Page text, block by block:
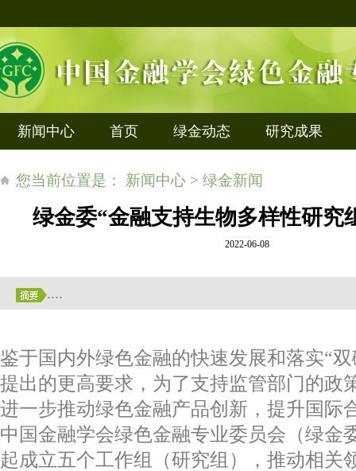
新闻中心 首页 绿金动态 研究成果
您当前位置是： 新闻中心 > 绿金新闻
绿金委“金融支持生物多样性研究
2022-06-08
....
鉴于国内外绿色金融的快速发展和落实“
提出的更高要求，为了支持监管部门的政
进一步推动绿色金融产品创新，提升国际
中国金融学会绿色金融专业委员会（绿金
起成立五个工作组（研究组），推动相关